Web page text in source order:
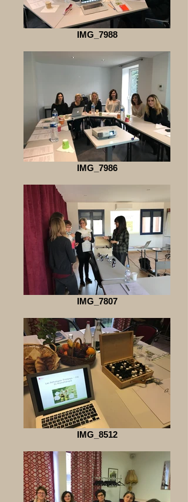
IMG_7988
IMG_7986
IMG_7807
IMG_8512